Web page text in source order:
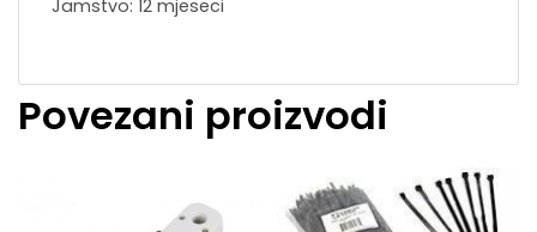
Jamstvo: 12 mjeseci
Povezani proizvodi